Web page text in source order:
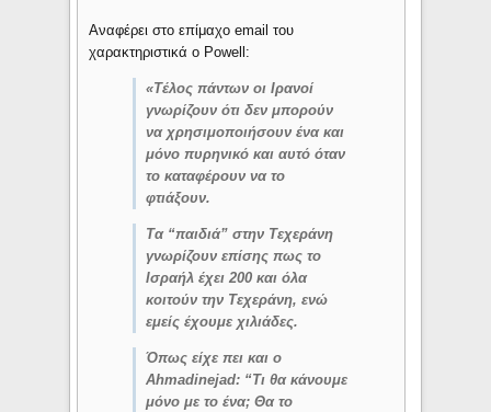
Αναφέρει στο επίμαχο email του
χαρακτηριστικά ο Powell:
«Τέλος πάντων οι Ιρανοί
γνωρίζουν ότι δεν μπορούν
να χρησιμοποιήσουν ένα και
μόνο πυρηνικό και αυτό όταν
το καταφέρουν να το
φτιάξουν.
Τα “παιδιά” στην Τεχεράνη
γνωρίζουν επίσης πως το
Ισραήλ έχει 200 και όλα
κοιτούν την Τεχεράνη, ενώ
εμείς έχουμε χιλιάδες.
Όπως είχε πει και ο
Ahmadinejad: “Τι θα κάνουμε
μόνο με το ένα; Θα το